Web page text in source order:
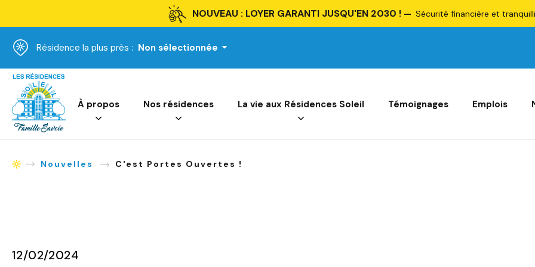
NOUVEAU : LOYER GARANTI JUSQU'EN 2030 ! Sécurité financière et
Résidence la plus près : Non sélectionnée
Accueil
À propos Nos résidences La vie aux Résidences Soleil Témoignages Emplois
AccueilNouvelles C'est Portes Ouvertes !
12/02/2024